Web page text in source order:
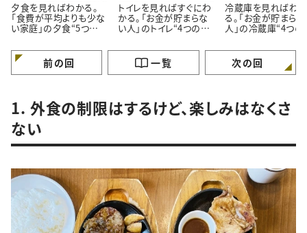
夕食を見ればわかる。
「食費が平均よりも少な
い家庭」の夕食“5つの
トイレを見ればすぐにわ
かる。「お金が貯まらな
い人」のトイレ“4つの特
冷蔵庫を見ればわか
る。「お金が貯まら
人」の冷蔵庫“4つの
前の回 一覧 次の回
1. 外食の制限はするけど、楽しみはなくさ
ない